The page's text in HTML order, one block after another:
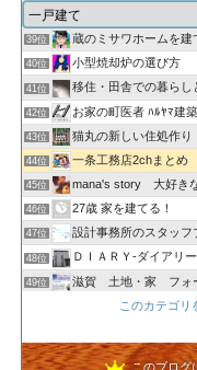
38位 ローコスト住宅（秀光
39位 蔵のミサワホームを建
40位 小型焼却炉の選び方
41位 移住・田舎での暮らしと仕事
42位 お家の町医者 ﾊﾙﾔﾏ建
43位 猫丸の新しい住処作り
44位 一条工務店2chまとめ
45位 mana's story 大好き
46位 27歳 家を建てる！
47位 設計事務所のスタッフ
48位 ＤＩＡＲＹ-ダイアリー
49位 滋賀 土地・家 フォ
シバ家ブログ＠注文住
風水を取り入れたブラッ
このカテゴリ
このブログ